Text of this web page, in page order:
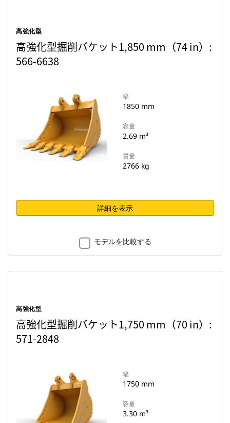
高強化型
高強化型掘削バケット1,850 mm（74 in）:
566-6638
幅
1850 mm
容量
2.69 m³
質量
2766 kg
詳細を表示
モデルを比較する
高強化型
高強化型掘削バケット1,750 mm（70 in）:
571-2848
幅
1750 mm
容量
3.30 m³